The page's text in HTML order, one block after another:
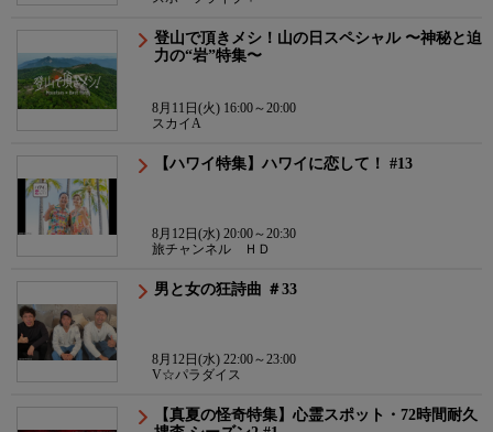
登山で頂きメシ！山の日スペシャル 〜神秘と迫
力の“岩”特集〜
8月11日(火) 16:00～20:00
スカイA
【ハワイ特集】ハワイに恋して！ #13
8月12日(水) 20:00～20:30
旅チャンネル ＨＤ
男と女の狂詩曲 ＃33
8月12日(水) 22:00～23:00
V☆パラダイス
【真夏の怪奇特集】心霊スポット・72時間耐久